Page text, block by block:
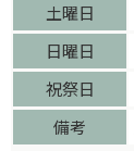
土曜日
日曜日
祝祭日
備考